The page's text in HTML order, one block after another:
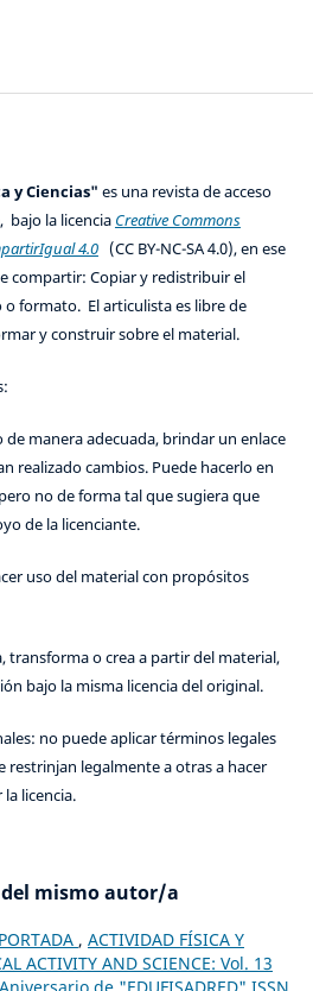
y Ciencias" es una revista de acceso
la licencia Creative Commons
4.0(CC BY-NC-SA 4.0), en ese
compartir: Copiar y redistribuir el
formato. El articulista es libre de
y construir sobre el material.
manera adecuada, brindar un enlace
realizado cambios. Puede hacerlo en
no de forma tal que sugiera que
de la licenciante.
uso del material con propósitos
transforma o crea a partir del material,
bajo la misma licencia del original.
no puede aplicar términos legales
restrinjan legalmente a otras a hacer
licencia.
mismo autor/a
PORTADA , ACTIVIDAD FÍSICA Y
ACTIVITY AND SCIENCE: Vol. 13